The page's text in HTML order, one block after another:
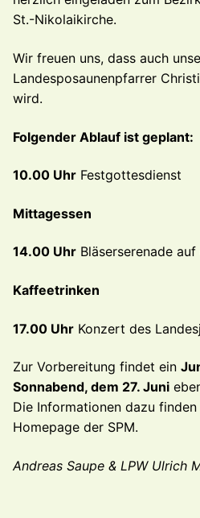
St.-Nikolaikirche.
Wir freuen uns, dass auch
Landesposaunenpfarrer
wird.
Folgender Ablauf ist geplant:
10.00 Uhr Festgottesdienst
Mittagessen
14.00 Uhr Bläserserenade
Kaffeetrinken
17.00 Uhr Konzert des
Zur Vorbereitung findet ein
Sonnabend, dem 27. Juni
Die Informationen dazu
Homepage der SPM.
Andreas Saupe & LPW Ulrich